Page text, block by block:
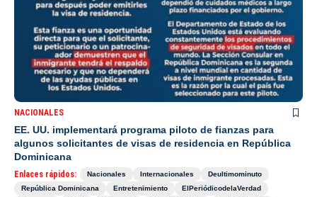
NACIONALES
EE. UU. implementará programa piloto de fianzas para
algunos solicitantes de visas de residencia en República
Dominicana
Enlaces rápidos: Nacionales Internacionales
Deultimominuto
República Dominicana
Entretenimiento
ElPeriódicodelaVerdad